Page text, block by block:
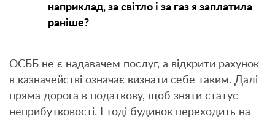
наприклад, за світло і за газ я заплатила
раніше?
ОСББ не є надавачем послуг, а відкрити рахунок
в казначействі означає визнати себе таким. Далі
пряма дорога в податкову, щоб зняти статус
неприбутковості. І тоді будинок переходить на